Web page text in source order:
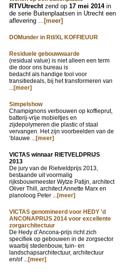
RTVUtrechtzend op 17 mei 2014 in
de serie Buitenplaatsen in Utrecht een
aflevering ... [meer]
DOMunder in Rtl/XL KOFFIEUUR
Residuele gebouwwaarde
(residual value) is niet alleen een term
die door ons bureau is
bedacht als handige tool voor
transitiedeals, bij het transformeren van
...[meer]
Simpelshow
Champignons verbouwen op koffieprut,
batterij-vrije mobieltjes en
zijdepolymeren die plastic of staal
vervangen. Het zijn voorbeelden van de
‘blauwe ...[meer]
VICTAS winnaar RIETVELDPRIJS
2013
De jury van de Rietveldprijs 2013,
bestaande uit voormalig
rijksbouwmeester Wytze Patijn, architect
Oliver Thill, architect Annette Marx en
planoloog Peter ...[meer]
VICTAS genomineerd voor HEDY 'd
ANCONAPRIJS 2014 voor excellente
zorgarchitectuur
De Hedy d’Ancona-prijs richt zich
specifiek op gebouwen in de zorgsector
waarbij stedenbouw, tuin- en
landschapsarchitectuur, architectuur
en/of ...[meer]